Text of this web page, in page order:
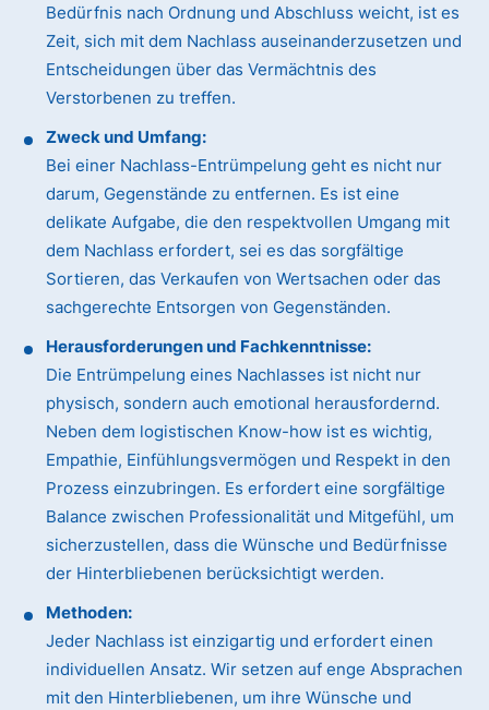
Bedürfnis nach Ordnung und Abschluss weicht, ist es
Zeit, sich mit dem Nachlass auseinanderzusetzen und
Entscheidungen über das Vermächtnis des
Verstorbenen zu treffen.
Zweck und Umfang:
Bei einer Nachlass-Entrümpelung geht es nicht nur
darum, Gegenstände zu entfernen. Es ist eine
delikate Aufgabe, die den respektvollen Umgang mit
dem Nachlass erfordert, sei es das sorgfältige
Sortieren, das Verkaufen von Wertsachen oder das
sachgerechte Entsorgen von Gegenständen.
Herausforderungen und Fachkenntnisse:
Die Entrümpelung eines Nachlasses ist nicht nur
physisch, sondern auch emotional herausfordernd.
Neben dem logistischen Know-how ist es wichtig,
Empathie, Einfühlungsvermögen und Respekt in den
Prozess einzubringen. Es erfordert eine sorgfältige
Balance zwischen Professionalität und Mitgefühl, um
sicherzustellen, dass die Wünsche und Bedürfnisse
der Hinterbliebenen berücksichtigt werden.
Methoden:
Jeder Nachlass ist einzigartig und erfordert einen
individuellen Ansatz. Wir setzen auf enge Absprachen
mit den Hinterbliebenen, um ihre Wünsche und